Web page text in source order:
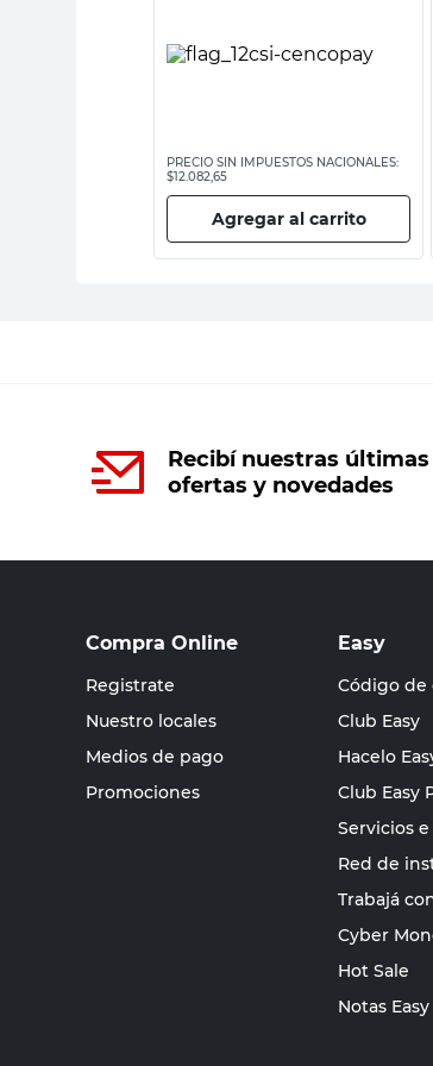
PRECIO SIN IMPUESTOS NACIONALES:
$12.082,65
Agregar al carrito
Recibí nuestras últimas
ofertas y novedades
Compra Online
Registrate
Nuestro locales
Medios de pago
Promociones
Easy
Código de
Club Easy
Hacelo
Club Easy
Servicios
Red de
Trabajá
Cyber
Hot Sale
Notas Easy